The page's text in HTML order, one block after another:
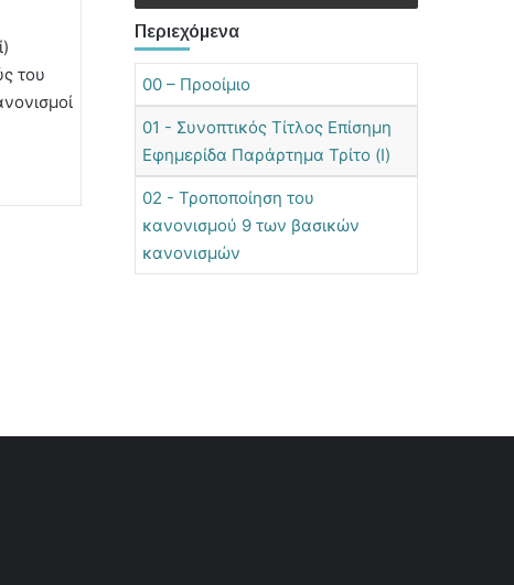
του
Περιεχόμενα
00 – Προοίμιο
01 - Συνοπτικός Τίτλος Επίσημη
Εφημερίδα Παράρτημα Τρίτο (Ι)
02 - Τροποποίηση του
κανονισμού 9 των βασικών
κανονισμών